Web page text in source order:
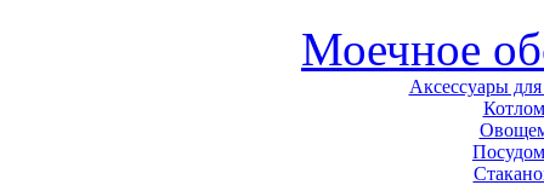
Моечное
Аксессуары